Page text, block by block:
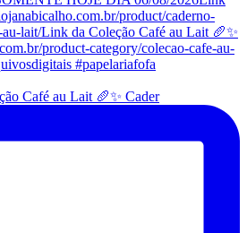
Café au Lait 🥖✨ Cader